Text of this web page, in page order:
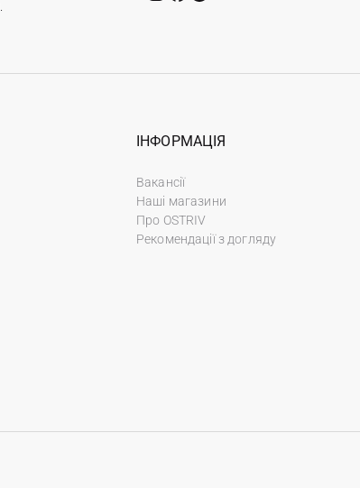
ІНФОРМАЦІЯ
Вакансії
Наші магазини
Про OSTRIV
Рекомендації з догляду